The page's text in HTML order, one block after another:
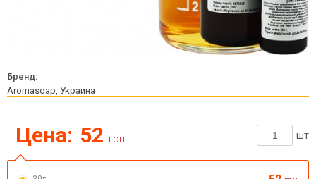
Бренд:
Aromasoap, Украина
Цена: 52 грн шт